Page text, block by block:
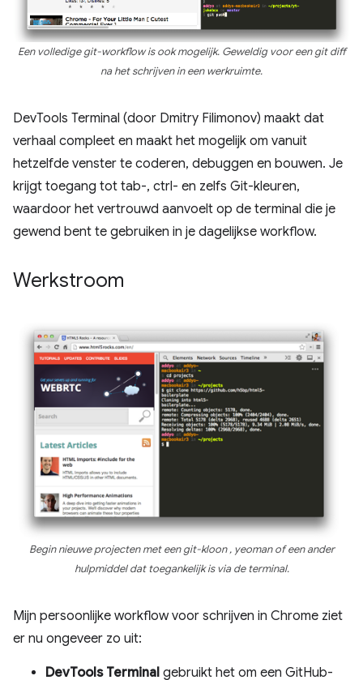
Een volledige git-workflow is ook mogelijk. Geweldig voor eengit diff
na het schrijven in een werkruimte.
DevTools Terminal (door Dmitry Filimonov) maakt dat
verhaal compleet en maakt het mogelijk om vanuit
hetzelfde venster te coderen, debuggen en bouwen. Je
krijgt toegang tot tab-, ctrl- en zelfs Git-kleuren,
waardoor het vertrouwd aanvoelt op de terminal die je
gewend bent te gebruiken in je dagelijkse workflow.
Werkstroom
Begin nieuwe projecten met eengit-kloon, yeomanof een ander
hulpmiddel dat toegankelijk is via de terminal.
Mijn persoonlijke workflow voor schrijven in Chrome ziet
er nu ongeveer zo uit:
DevTools Terminal gebruikt het om een ​​GitHub-